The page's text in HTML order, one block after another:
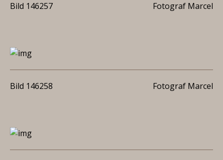
Bild 146257 Fotograf Marcel
Bild 146258 Fotograf Marcel